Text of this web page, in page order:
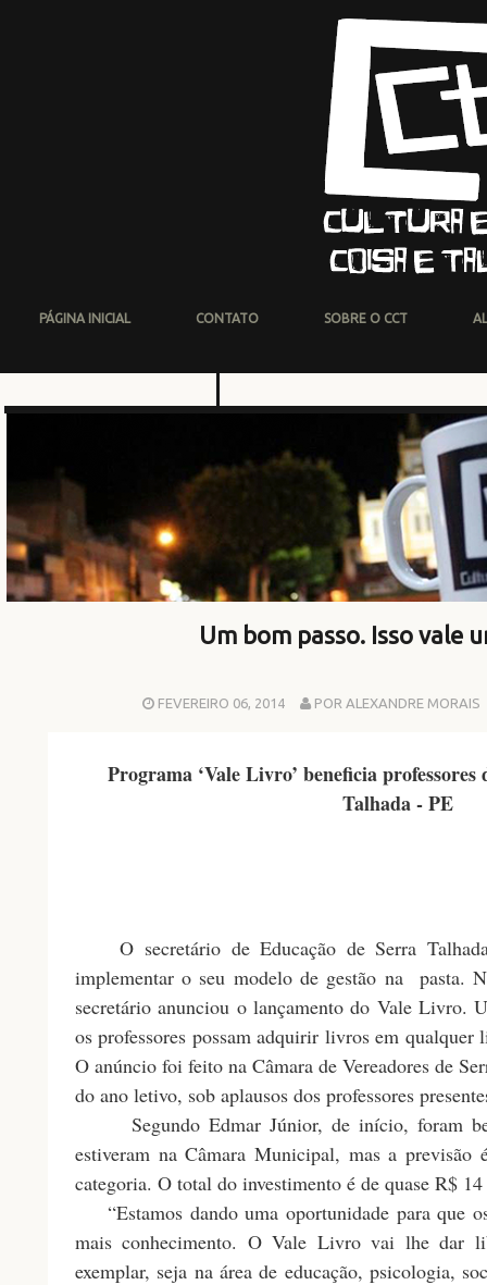
PÁGINA INICIAL CONTATO SOBRE O CCT
Um bom passo. Isso vale
FEVEREIRO 06, 2014 POR ALEXANDRE MORAIS
Programa ‘Vale Livro’ beneficia
Talhada - PE
O secretário de Educação de Serra
implementar o seu modelo de gestão na pasta.
secretário anunciou o lançamento do Vale Livro.
os professores possam adquirir livros em
O anúncio foi feito na Câmara de Vereadores de
do ano letivo, sob aplausos dos professores
Segundo Edmar Júnior, de início, foram
estiveram na Câmara Municipal, mas a previsão
categoria. O total do investimento é de quase R$
“Estamos dando uma oportunidade para que
mais conhecimento. O Vale Livro vai lhe dar
exemplar, seja na área de educação, psicologia,